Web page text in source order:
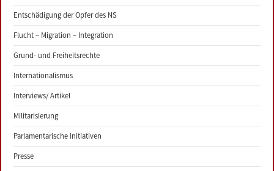
Entschädigung der Opfer des NS
Flucht – Migration – Integration
Grund- und Freiheitsrechte
Internationalismus
Interviews/ Artikel
Militarisierung
Parlamentarische Initiativen
Presse